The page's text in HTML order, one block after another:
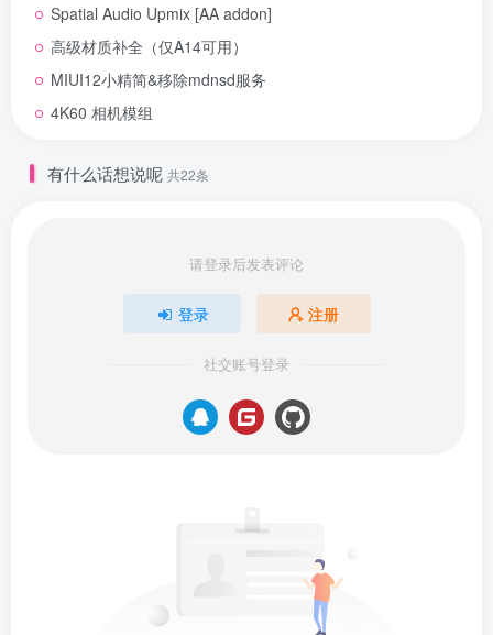
Spatial Audio Upmix [AA addon]
高级材质补全（仅A14可用）
MIUI12小精简&移除mdnsd服务
4K60 相机模组
有什么话想说呢 共22条
请登录后发表评论
登录 注册
社交账号登录